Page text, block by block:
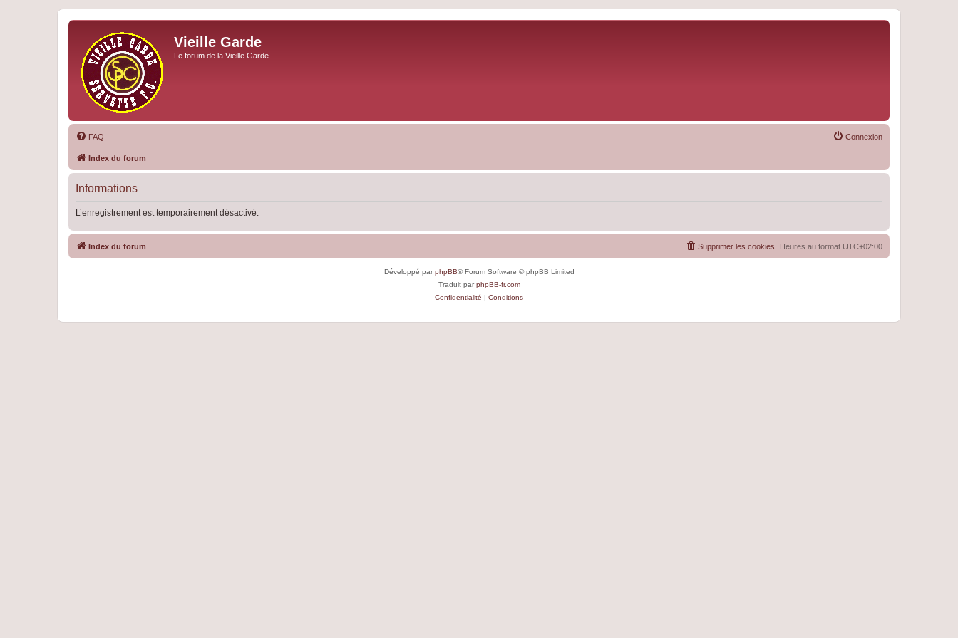
Vieille Garde
Le forum de la Vieille Garde
FAQ Connexion
Index du forum
Informations
L’enregistrement est temporairement désactivé.
Index du forum Heures au format UTC+02:00
Supprimer les cookies
Développé parphpBB® Forum Software © phpBB Limited
Traduit parphpBB-fr.com
Confidentialité | Conditions